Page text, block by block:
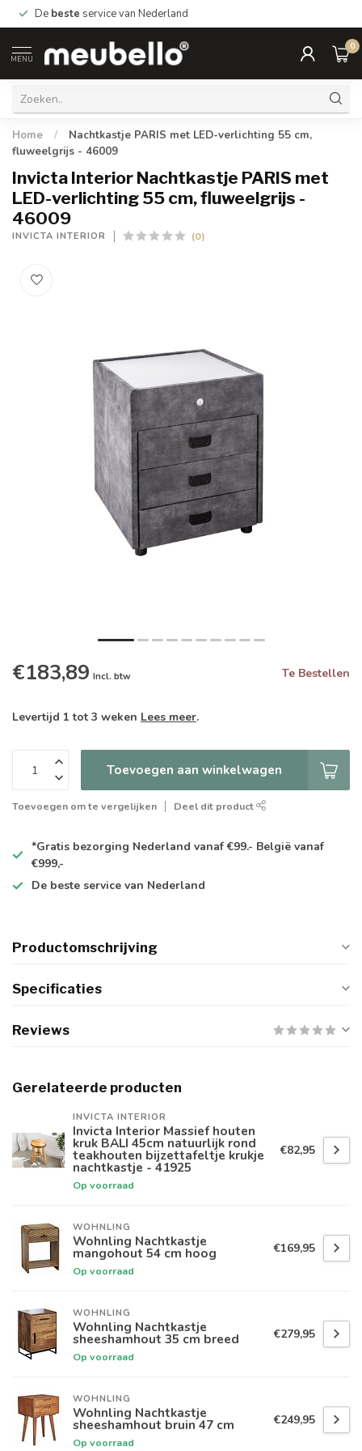
De beste service van Nederland
MENU
0
Home /
Nachtkastje PARIS met LED-verlichting 55 cm,
fluweelgrijs - 46009
Invicta Interior Nachtkastje PARIS met
LED-verlichting 55 cm, fluweelgrijs -
46009
INVICTA INTERIOR (0)
€183,89 Incl. btw Te Bestellen
Levertijd 1 tot 3 weken Lees meer.
Toevoegen aan winkelwagen
Toevoegen om te vergelijken Deel dit product
*Gratis bezorging Nederland vanaf €99.- België vanaf
€999,-
De beste service van Nederland
Productomschrijving
Specificaties
Reviews
Gerelateerde producten
INVICTA INTERIOR
Invicta Interior Massief houten
kruk BALI 45cm natuurlijk rond
teakhouten bijzettafeltje krukje
nachtkastje - 41925
Op voorraad
€82,95
WOHNLING
Wohnling Nachtkastje
mangohout 54 cm hoog
Op voorraad
€169,95
WOHNLING
Wohnling Nachtkastje
sheeshamhout 35 cm breed
Op voorraad
€279,95
WOHNLING
Wohnling Nachtkastje
sheeshamhout bruin 47 cm
Op voorraad
€249,95